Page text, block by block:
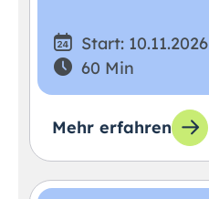
Start: 10.11.2026
60 Min
Mehr erfahren